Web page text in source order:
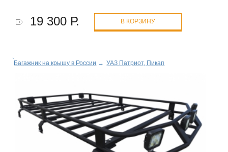
19 300 Р. В КОРЗИНУ
Багажник на крышу в России → УАЗ Патриот, Пикап